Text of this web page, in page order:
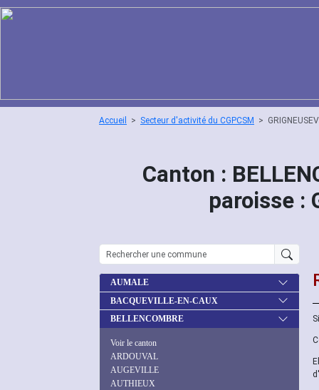
Accueil Secteur d'activité du CGPCSM
Canton :
paroisse :
AUMALE
BACQUEVILLE-EN-CAUX
BELLENCOMBRE
Voir le canton
ARDOUVAL
AUGEVILLE
AUTHIEUX